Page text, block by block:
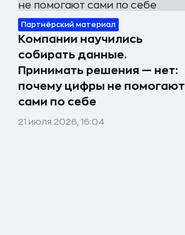
Партнёрский материал
Компании научились
собирать данные.
Принимать решения — нет:
почему цифры не помогают
сами по себе
21 июля 2026, 16:04